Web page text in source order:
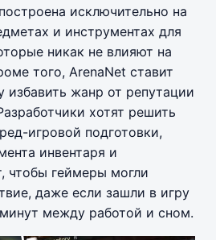
исключительно на
и инструментах для
никак не влияют на
того, ArenaNet ставит
избавить жанр от репутации
хотят решить
игровой подготовки,
инвентаря и
чтобы геймеры могли
даже если зашли в игру
между работой и сном.